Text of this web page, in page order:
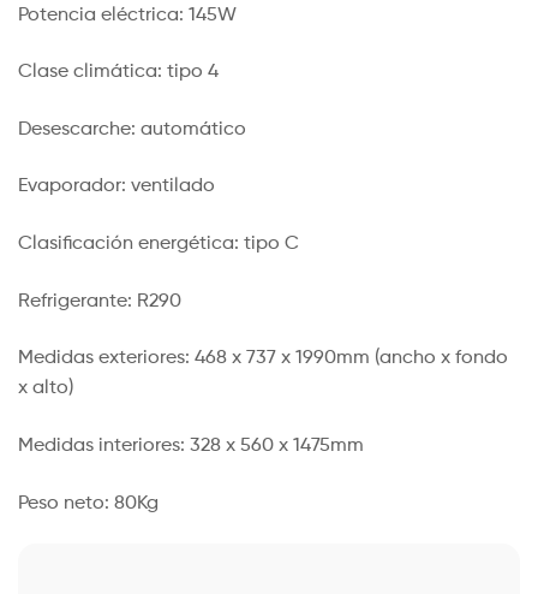
Potencia eléctrica: 145W
Clase climática: tipo 4
Desescarche: automático
Evaporador: ventilado
Clasificación energética: tipo C
Refrigerante: R290
Medidas exteriores: 468 x 737 x 1990mm (ancho x fondo
x alto)
Medidas interiores: 328 x 560 x 1475mm
Peso neto: 80Kg